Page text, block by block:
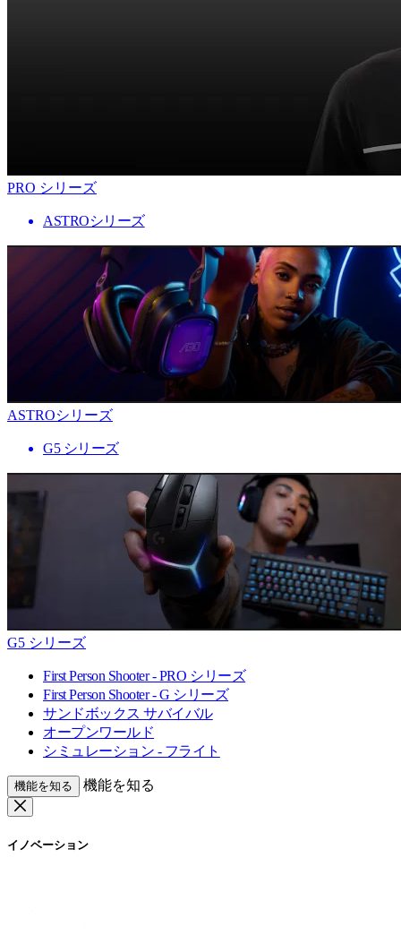
PRO シリーズ
ASTROシリーズ
ASTROシリーズ
G5 シリーズ
G5 シリーズ
First Person Shooter - PRO シリーズ
First Person Shooter - G シリーズ
サンドボックス サバイバル
オープンワールド
シミュレーション - フライト
機能を知る 機能を知る
イノベーション